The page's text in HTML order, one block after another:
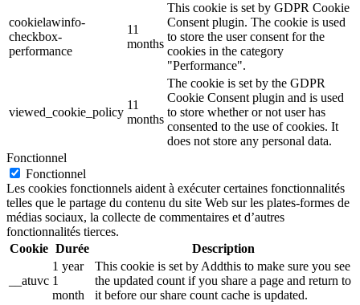
cookielawinfo-
checkbox-
performance
11
months
This cookie is set by GDPR Cookie
Consent plugin. The cookie is used
to store the user consent for the
cookies in the category
"Performance".
viewed_cookie_policy
11
months
The cookie is set by the GDPR
Cookie Consent plugin and is used
to store whether or not user has
consented to the use of cookies. It
does not store any personal data.
Fonctionnel
Fonctionnel
Les cookies fonctionnels aident à exécuter certaines fonctionnalités
telles que le partage du contenu du site Web sur les plates-formes de
médias sociaux, la collecte de commentaires et d’autres
fonctionnalités tierces.
Cookie Durée Description
__atuvc
1 year
1
month
This cookie is set by Addthis to make sure you see
the updated count if you share a page and return to
it before our share count cache is updated.